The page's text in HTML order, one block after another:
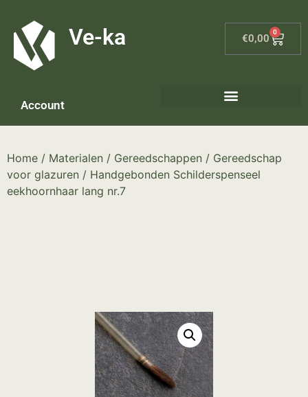
Ve-ka €0,00
0
Account
Home / Materialen / Gereedschappen / Gereedschap
voor glazuren / Handgebonden Schilderspenseel
eekhoornhaar lang nr.7